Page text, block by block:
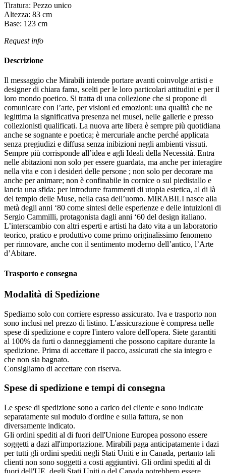
Tiratura: Pezzo unico
Altezza: 83 cm
Base: 123 cm
Request info
Descrizione
Il messaggio che Mirabili intende portare avanti coinvolge artisti e
designer di chiara fama, scelti per le loro particolari attitudini e per il
loro mondo poetico.‎ Si tratta di una collezione che si propone di
comunicare con l’arte, per visioni ed emozioni: una qualità che ne
legittima la significativa presenza nei musei, nelle gallerie e presso
collezionisti qualificati.‎ La nuova arte libera è sempre più quotidiana
anche se sognante e poetica; è mercuriale anche perché applicata
senza pregiudizi e diffusa senza inibizioni negli ambienti vissuti.‎
Sempre più corrisponde all’idea e agli Ideali della Necessità.‎ Entra
nelle abitazioni non solo per essere guardata, ma anche per interagire
nella vita e con i desideri delle persone ; non solo per decorare ma
anche per animare; non è confinabile in cornice o sul piedistallo e
lancia una sfida: per introdurre frammenti di utopia estetica, al di là
del tempio delle Muse, nella casa dell’uomo.‎ MIRABILI nasce alla
metà degli anni ‘80 come sintesi delle esperienze e delle intuizioni di
Sergio Cammilli, protagonista dagli anni ‘60 del design italiano.‎
L’interscambio con altri esperti e artisti ha dato vita a un laboratorio
teorico, pratico e produttivo come primo originalissimo fenomeno
per rinnovare, anche con il sentimento moderno dell’antico, l’Arte
d’Abitare.‎
Trasporto e consegna
Modalità di Spedizione
Spediamo solo con corriere espresso assicurato. Iva e trasporto non
sono inclusi nel prezzo di listino. L'assicurazione è compresa nelle
spese di spedizione e copre l'intero valore dell'opera. Siete garantiti
al 100% da furti o danneggiamenti che possono capitare durante la
spedizione. Prima di accettare il pacco, assicurati che sia integro e
che non sia bagnato.
Consigliamo di accettare con riserva.
Spese di spedizione e tempi di consegna
Le spese di spedizione sono a carico del cliente e sono indicate
separatamente sul modulo d'ordine e sulla fattura, se non
diversamente indicato.
Gli ordini spediti al di fuori dell'Unione Europea possono essere
soggetti a dazi all'importazione. Mirabili paga anticipatamente i dazi
per tutti gli ordini spediti negli Stati Uniti e in Canada, pertanto tali
clienti non sono soggetti a costi aggiuntivi. Gli ordini spediti al di
fuori dell'UE, degli Stati Uniti o del Canada potrebbero essere